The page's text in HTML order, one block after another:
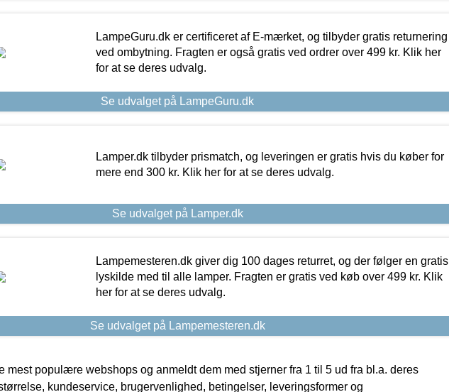
LampeGuru.dk er certificeret af E-mærket, og tilbyder gratis returnering
ved ombytning. Fragten er også gratis ved ordrer over 499 kr. Klik her
for at se deres udvalg.
Se udvalget på LampeGuru.dk
Lamper.dk tilbyder prismatch, og leveringen er gratis hvis du køber for
mere end 300 kr. Klik her for at se deres udvalg.
Se udvalget på Lamper.dk
Lampemesteren.dk giver dig 100 dages returret, og der følger en gratis
lyskilde med til alle lamper. Fragten er gratis ved køb over 499 kr. Klik
her for at se deres udvalg.
Se udvalget på Lampemesteren.dk
mest populære webshops og anmeldt dem med stjerner fra 1 til 5 ud fra bl.a. deres
kundeservice, brugervenlighed, betingelser, leveringsformer og